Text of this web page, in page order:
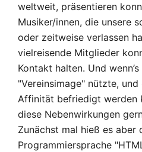
weltweit, präsentieren
Musiker/innen, die unsere
oder zeitweise verlassen
vielreisende Mitglieder
Kontakt halten. Und
"Vereinsimage" nützte,
Affinität befriedigt werden
diese Nebenwirkungen
Zunächst mal hieß es aber
Programmiersprache